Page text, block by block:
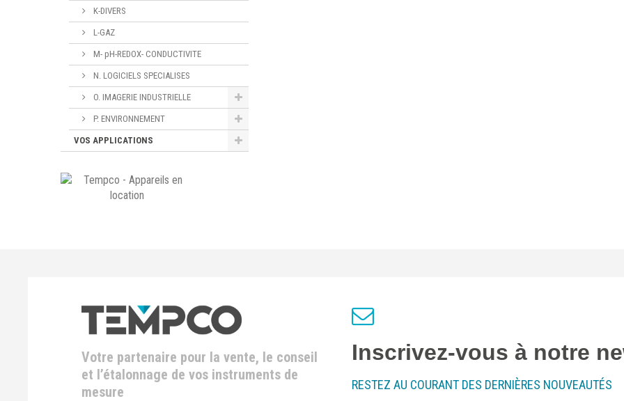
K-DIVERS
L-GAZ
M- pH-REDOX- CONDUCTIVITE
N. LOGICIELS SPECIALISES
O. IMAGERIE INDUSTRIELLE
P. ENVIRONNEMENT
VOS APPLICATIONS
Inscrivez-vous à notre
RESTEZ AU COURANT DES DERNIÈRES NOUVEAUTÉS
Votre partenaire pour la vente, le conseil
et l’étalonnage de vos instruments de
mesure